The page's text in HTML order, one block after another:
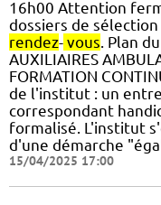
16h00 Attention
dossiers de
rendez- vous . Plan
AUXILIAIRES
FORMATION
de l'institut : un
correspondant
formalisé. L'institut
d'une démarche
15/04/2025 17:00